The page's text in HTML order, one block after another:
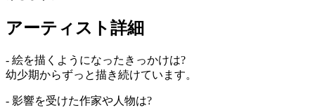
アーティスト詳細
- 絵を描くようになったきっかけは?
幼少期からずっと描き続けています。
- 影響を受けた作家や人物は?